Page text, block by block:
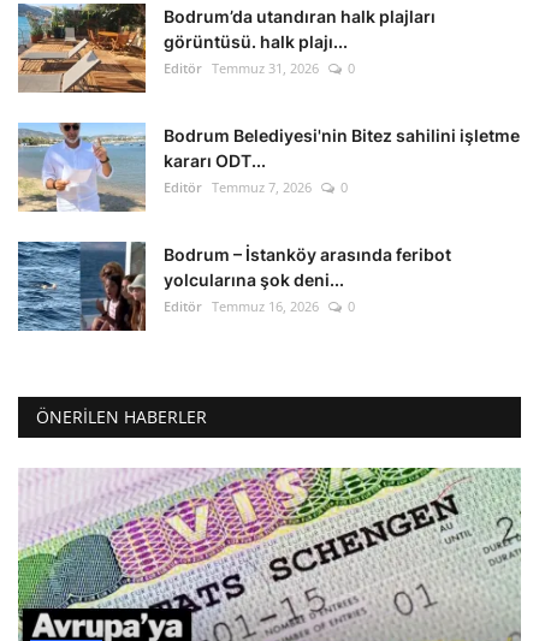
Bodrum’da utandıran halk plajları
görüntüsü. halk plajı...
Editör Temmuz 31, 2026 0
Bodrum Belediyesi'nin Bitez sahilini işletme
kararı ODT...
Editör Temmuz 7, 2026 0
Bodrum – İstanköy arasında feribot
yolcularına şok deni...
Editör Temmuz 16, 2026 0
ÖNERILEN HABERLER